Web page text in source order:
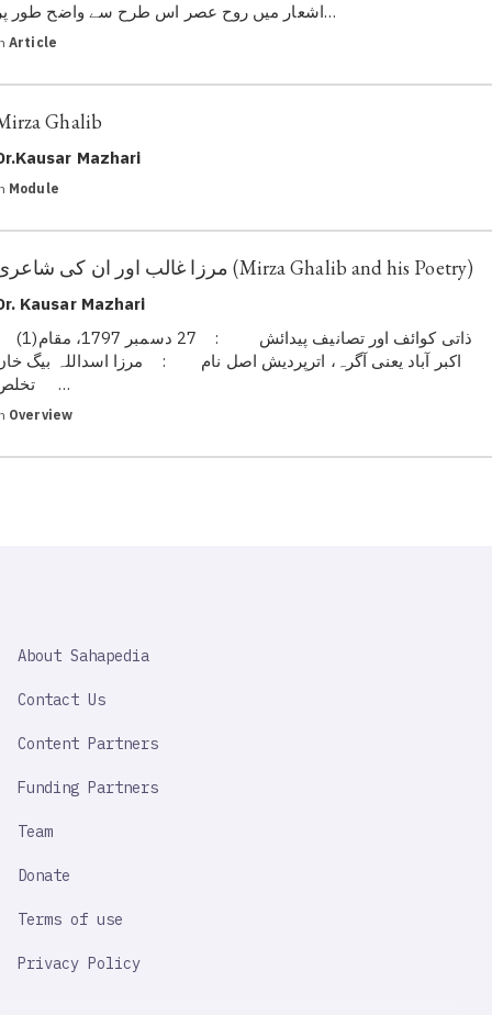
اشعار میں روح عصر اس طرح سے واضح طور پر…
Article
Ghalib
Mazhari
Module
مرزا غالب اور ان کی شاعری (Mirza Ghalib and his Poetry)
Kausar Mazhari
(1)ذاتی کوائف اور تصانیف پیدائش : 27 دسمبر
اکبر آباد یعنی آگرہ، اترپردیش اصل نام : مرزا اسداللہ بیگ
تخلص …
Overview
IMPORTANT
About Sahapedia
Contact Us
Content Partners
Funding Partners
Team
Donate
Terms of use
Privacy Policy